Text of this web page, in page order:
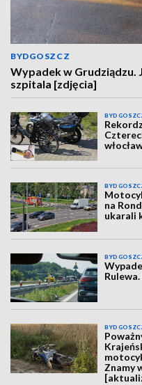
BYDGOSZCZ
Wypadek w Grudziądzu.
szpitala [zdjęcia]
na
ukarali
Znamy